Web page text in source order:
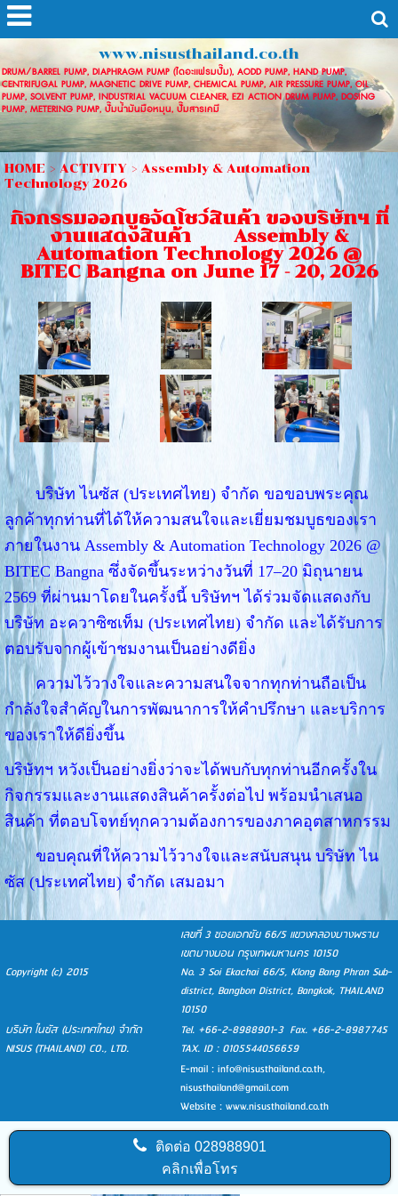
www.nisusthailand.co.th
DRUM/BARREL PUMP, DIAPHRAGM PUMP (ไดอะแฟรมปั๊ม), AODD PUMP, HAND PUMP,
CENTRIFUGAL PUMP, MAGNETIC DRIVE PUMP, CHEMICAL PUMP, AIR PRESSURE PUMP, OIL
PUMP, SOLVENT PUMP, INDUSTRIAL VACUUM CLEANER, EZI ACTION DRUM PUMP, DOSING
PUMP, METERING PUMP, ปั๊มน้ำมันมือหมุน, ปั๊มสารเคมี
HOME > ACTIVITY> Assembly & Automation
Technology 2026
กิจกรรมออกบูธจัดโชว์สินค้า ของบริษัทฯ ที่
งานแสดงสินค้า Assembly &
Automation Technology 2026 @
BITEC Bangna on June 17 - 20, 2026
บริษัท ไนซัส (ประเทศไทย) จำกัด ขอขอบพระคุณ
ลูกค้าทุกท่านที่ได้ให้ความสนใจและเยี่ยมชมบูธของเรา
ภายในงาน Assembly & Automation Technology 2026 @
BITEC Bangna ซึ่งจัดขึ้นระหว่างวันที่ 17–20 มิถุนายน
2569 ที่ผ่านมาโดยในครั้งนี้ บริษัทฯ ได้ร่วมจัดแสดงกับ
บริษัท อะควาซิซเท็ม (ประเทศไทย) จำกัด และได้รับการ
ตอบรับจากผู้เข้าชมงานเป็นอย่างดียิ่ง
ความไว้วางใจและความสนใจจากทุกท่านถือเป็น
กำลังใจสำคัญในการพัฒนาการให้คำปรึกษา และบริการ
ของเราให้ดียิ่งขึ้น
บริษัทฯ หวังเป็นอย่างยิ่งว่าจะได้พบกับทุกท่านอีกครั้งใน
กิจกรรมและงานแสดงสินค้าครั้งต่อไป พร้อมนำเสนอ
สินค้า ที่ตอบโจทย์ทุกความต้องการของภาคอุตสาหกรรม
ขอบคุณที่ให้ความไว้วางใจและสนับสนุน บริษัท ไน
ซัส (ประเทศไทย) จำกัด เสมอมา
Copyright (c) 2015
เลขที่ 3 ซอยเอกชัย 66/5 แขวงคลองบางพราน
เขตบางบอน กรุงเทพมหานคร 10150
No. 3 Soi Ekachai 66/5, Klong Bang Phran Sub-
district, Bangbon District, Bangkok, THAILAND
10150
บริษัท ไนซัส (ประเทศไทย) จำกัด
NISUS (THAILAND) CO., LTD.
Tel. +66-2-8988901-3 Fax. +66-2-8987745
TAX. ID : 0105544056659
E-mail :info@nisusthailand.co.th,
nisusthailand@gmail.com
Website : www.nisusthailand.co.th
ติดต่อ 028988901
คลิกเพื่อโทร